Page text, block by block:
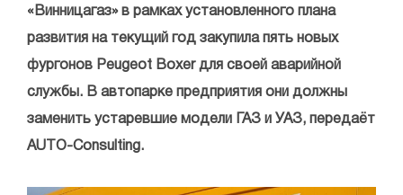
«Винницагаз» в рамках установленного плана
развития на текущий год закупила пять новых
фургонов Peugeot Boxer для своей аварийной
службы. В автопарке предприятия они должны
заменить устаревшие модели ГАЗ и УАЗ, передаёт
AUTO-Consulting.